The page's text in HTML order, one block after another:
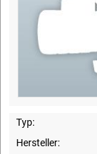
Typ:
Hersteller: